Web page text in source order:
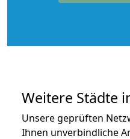
Weitere Städte
Unsere geprüften
Ihnen unverbindliche